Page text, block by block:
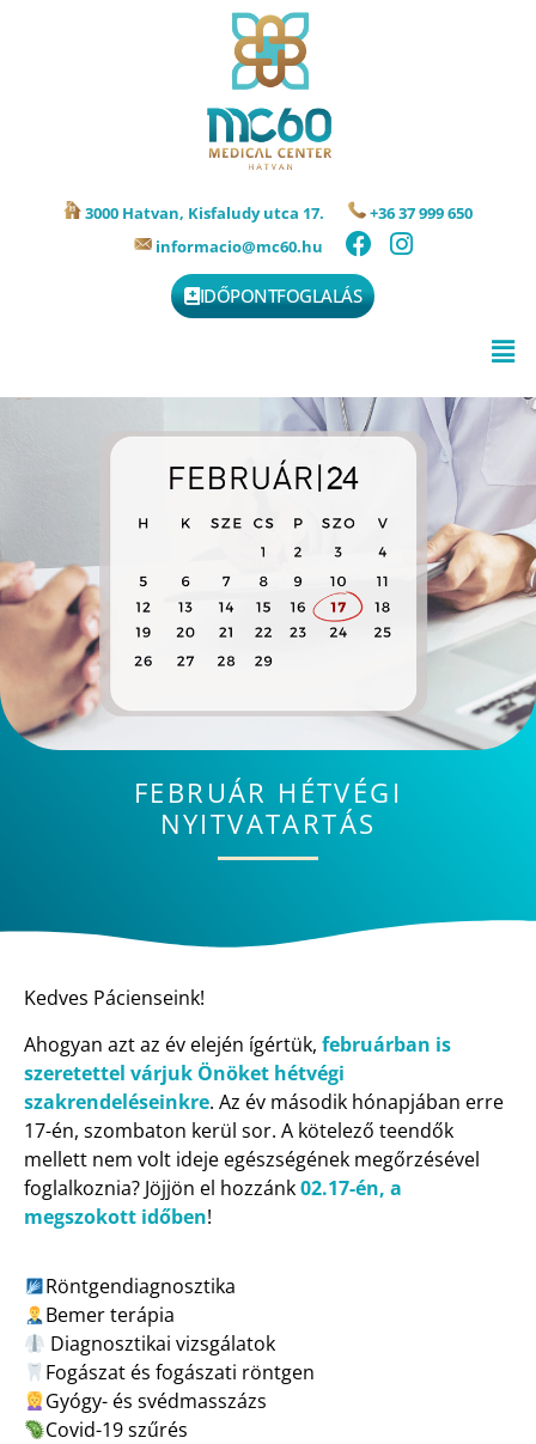
3000 Hatvan, Kisfaludy utca 17.
+36 37 999 650
informacio@mc60.hu
IDŐPONTFOGLALÁS
FEBRUÁR HÉTVÉGI
NYITVATARTÁS
Kedves Pácienseink!
Ahogyan azt az év elején ígértük, februárban is
szeretettel várjuk Önöket hétvégi
szakrendeléseinkre. Az év második hónapjában erre
17-én, szombaton kerül sor. A kötelező teendők
mellett nem volt ideje egészségének megőrzésével
foglalkoznia? Jöjjön el hozzánk02.17-én, a
megszokott időben!
Röntgendiagnosztika
Bemer terápia
Diagnosztikai vizsgálatok
Fogászat és fogászati röntgen
Gyógy- és svédmasszázs
Covid-19 szűrés